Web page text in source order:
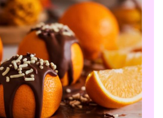
ninguna
información de
identificación
personal.
Cookies de
estadísticas